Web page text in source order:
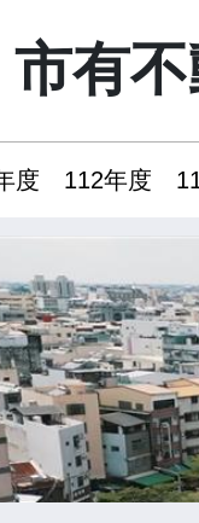
市有
度 112年度